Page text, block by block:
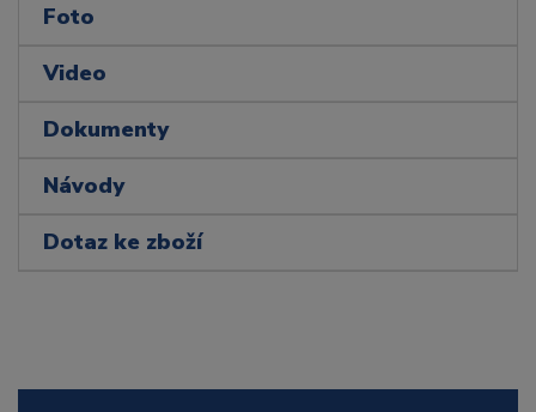
Foto
Video
Dokumenty
Návody
Dotaz ke zboží